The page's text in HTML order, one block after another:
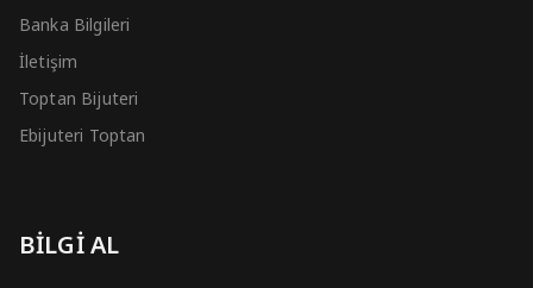
Banka Bilgileri
İletişim
Toptan Bijuteri
Ebijuteri Toptan
BİLGİ AL